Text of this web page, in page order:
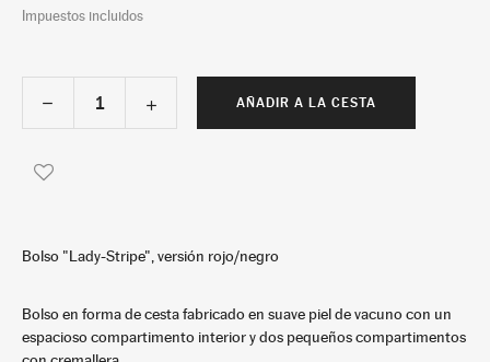
Impuestos incluidos
AÑADIR A LA CESTA
Bolso "Lady-Stripe", versión rojo/negro
Bolso en forma de cesta fabricado en suave piel de vacuno con un
espacioso compartimento interior y dos pequeños compartimentos